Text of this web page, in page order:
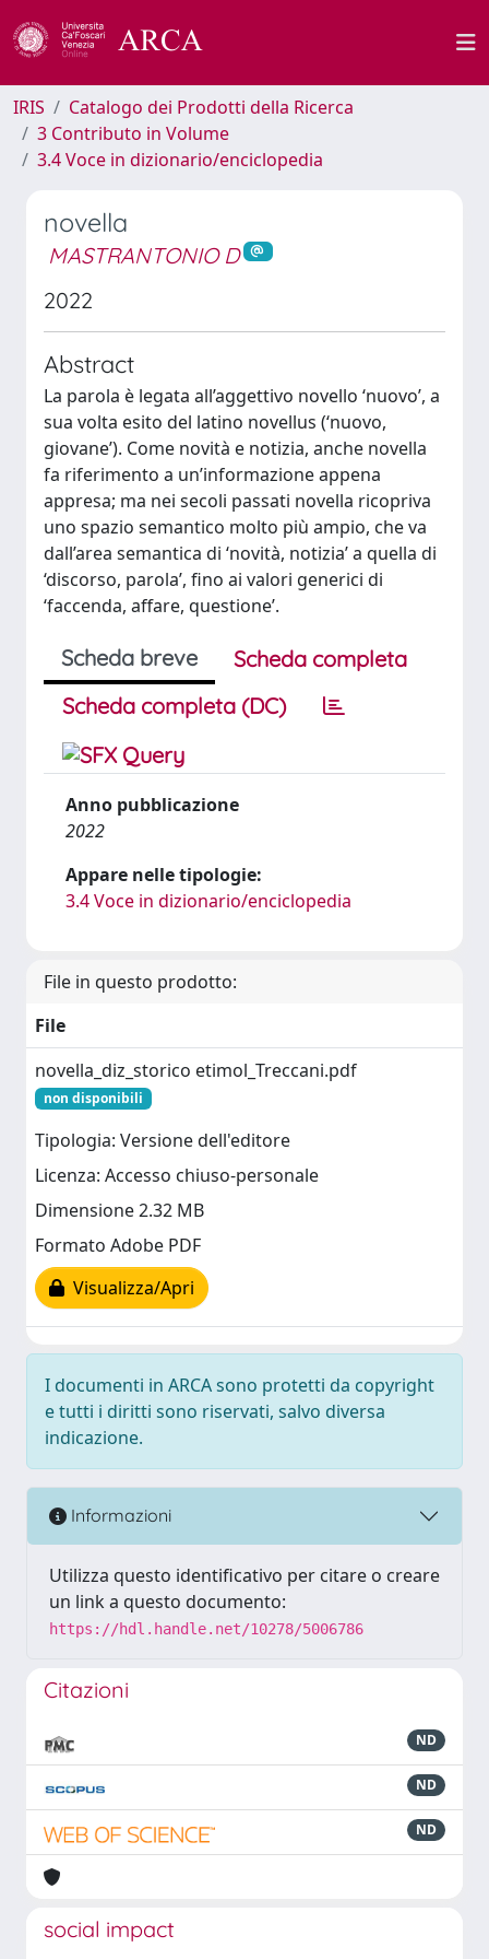
IRIS
Catalogo dei Prodotti della Ricerca
3 Contributo in Volume
3.4 Voce in dizionario/enciclopedia
novella
MASTRANTONIO D
2022
Abstract
La parola è legata all’aggettivo novello ‘nuovo’, a
sua volta esito del latino novellus (‘nuovo,
giovane’). Come novità e notizia, anche novella
fa riferimento a un’informazione appena
appresa; ma nei secoli passati novella ricopriva
uno spazio semantico molto più ampio, che va
dall’area semantica di ‘novità, notizia’ a quella di
‘discorso, parola’, fino ai valori generici di
‘faccenda, affare, questione’.
Scheda breve
Scheda completa
Scheda completa (DC)
Anno pubblicazione
2022
Appare nelle tipologie:
3.4 Voce in dizionario/enciclopedia
File in questo prodotto:
File
novella_diz_storico etimol_Treccani.pdf
non disponibili
Tipologia: Versione dell'editore
Licenza: Accesso chiuso-personale
Dimensione 2.32 MB
Formato Adobe PDF
Visualizza/Apri
I documenti in ARCA sono protetti da copyright
e tutti i diritti sono riservati, salvo diversa
indicazione.
Informazioni
Utilizza questo identificativo per citare o creare
un link a questo documento:
https://hdl.handle.net/10278/5006786
Citazioni
ND
ND
ND
social impact